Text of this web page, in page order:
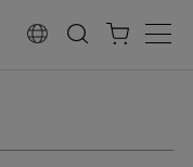
検索